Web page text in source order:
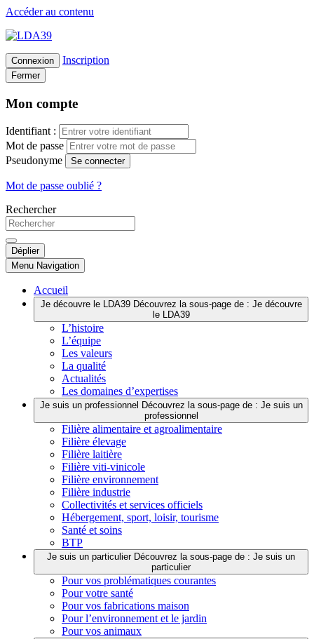
Accéder au contenu
Connexion Inscription
Fermer
Mon compte
Identifiant :
Mot de passe
Pseudonyme
Se connecter
Mot de passe oublié ?
Rechercher
Déplier
Menu Navigation
Accueil
Je découvre le LDA39 Découvrez la sous-page de : Je découvre
le LDA39
L’histoire
L’équipe
Les valeurs
La qualité
Actualités
Les domaines d’expertises
Je suis un professionnel Découvrez la sous-page de : Je suis un
professionnel
Filière alimentaire et agroalimentaire
Filière élevage
Filière laitière
Filière viti-vinicole
Filière environnement
Filière industrie
Collectivités et services officiels
Hébergement, sport, loisir, tourisme
Santé et soins
BTP
Je suis un particulier Découvrez la sous-page de : Je suis un
particulier
Pour vos problématiques courantes
Pour votre santé
Pour vos fabrications maison
Pour l’environnement et le jardin
Pour vos animaux